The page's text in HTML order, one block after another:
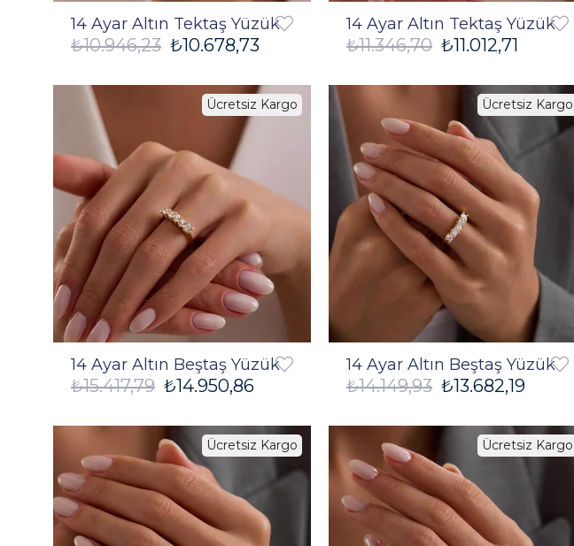
14 Ayar Altın Tektaş Yüzük
₺10.678,73
₺10.946,23
14 Ayar Altın Tektaş Yüzük
₺11.012,71
₺11.346,70
14 Ayar Altın Beştaş Yüzük
₺14.950,86
₺15.417,79
Ücretsiz Kargo
14 Ayar Altın Beştaş Yüzük
₺13.682,19
₺14.149,93
Ücretsiz Kargo
%3
Ücretsiz Kargo
%3
Ücretsiz Kargo